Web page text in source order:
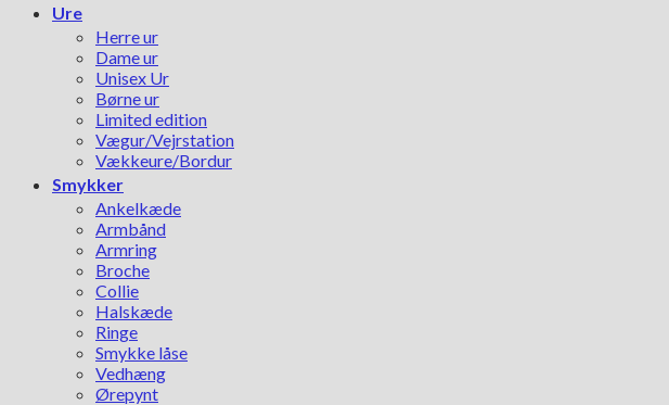
Ure
Herre ur
Dame ur
Unisex Ur
Børne ur
Limited edition
Vægur/Vejrstation
Vækkeure/Bordur
Smykker
Ankelkæde
Armbånd
Armring
Broche
Collie
Halskæde
Ringe
Smykke låse
Vedhæng
Ørepynt